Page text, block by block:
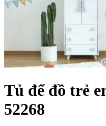
Tủ để đồ trẻ
52268